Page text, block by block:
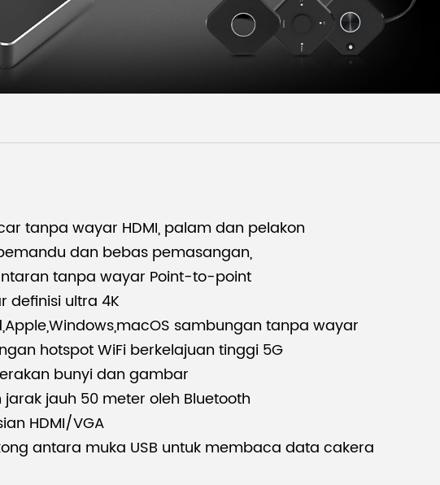
tanpa wayar HDMI, palam dan pelakon
dan bebas pemasangan,
tanpa wayar Point-to-point
definisi ultra 4K
sambungan tanpa wayar
hotspot WiFi berkelajuan tinggi 5G
bunyi dan gambar
jarak jauh 50 meter oleh Bluetooth
HDMI/VGA
antara muka USB untuk membaca data cakera